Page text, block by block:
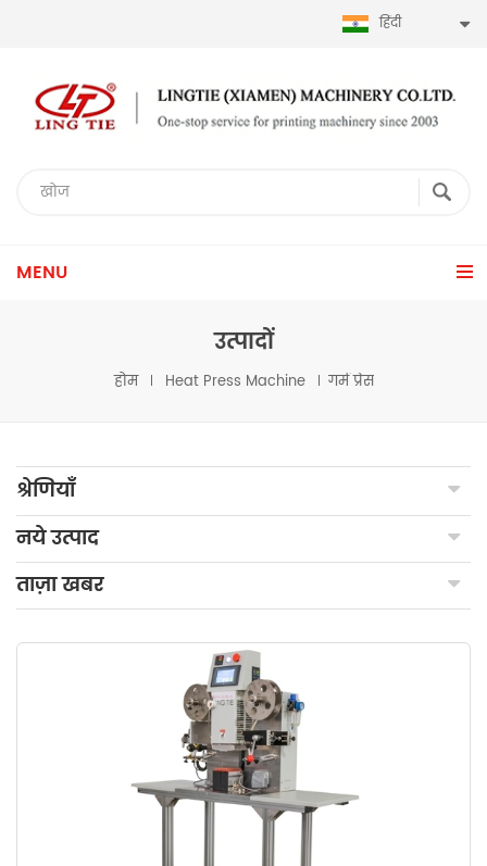
हिंदी
MENU
उत्पादों
होम Heat Press Machine गर्म प्रेस
श्रेणियाँ
नये उत्पाद
ताज़ा खबर